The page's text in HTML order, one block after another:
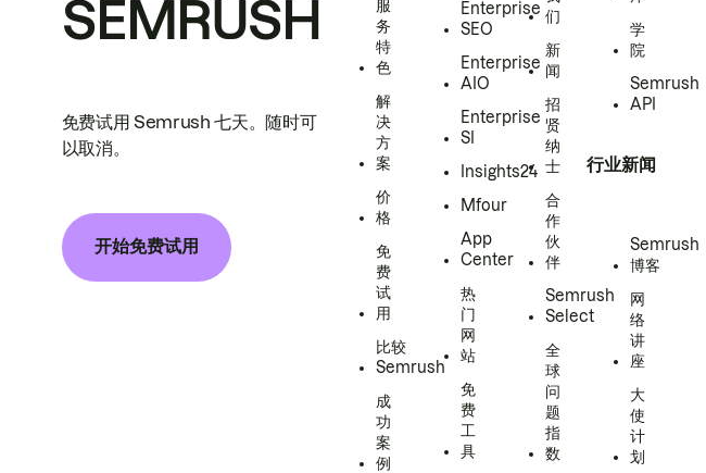
SEMRUSH
免费试用 Semrush 七天。随时可
以取消。
开始免费试用
服
务
特
色
解
决
方
案
价
格
免
费
试
用
比较
Semrush
成
功
案
例
Enterprise
SEO
Enterprise
AIO
Enterprise
SI
Insights24
Mfour
App
Center
热
门
网
站
免
费
工
具
们
新
闻
招
贤
纳
士
合
作
伙
伴
Semrush
Select
全
球
问
题
指
数
学
院
Semrush
API
行业新闻
Semrush
博客
网
络
讲
座
大
使
计
划